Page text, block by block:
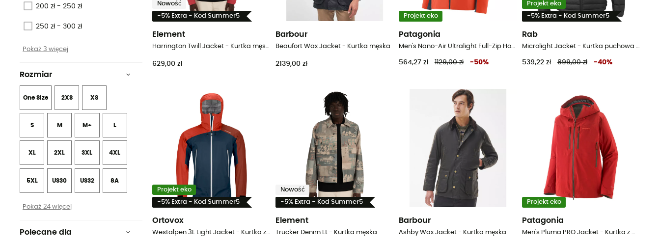
200 zł - 250 zł
250 zł - 300 zł
Pokaż 3 więcej
Rozmiar
One Size 2XS XS
S M M+ L
XL 2XL 3XL 4XL
5XL US30 US32 8A
Pokaż 24 więcej
Polecane dla
Nowość
-5% Extra - Kod Summer5
Element
Harrington Twill Jacket - Kurtka męska
629,00 zł
Barbour
Beaufort Wax Jacket - Kurtka męska
2139,00 zł
Projekt eko
Patagonia
Men's Nano-Air Ultralight Full-Zip Hoody - Kurtka softshell meska
564,27 zł 1129,00 zł -50%
Projekt eko
-5% Extra - Kod Summer5
Rab
Microlight Jacket - Kurtka puchowa meski
539,22 zł 899,00 zł -40%
Projekt eko
-5% Extra - Kod Summer5
Ortovox
Westalpen 3L Light Jacket - Kurtka z membraną meska
Nowość
-5% Extra - Kod Summer5
Element
Trucker Denim Lt - Kurtka męska
Barbour
Ashby Wax Jacket - Kurtka męska
Projekt eko
Patagonia
Men's Pluma PRO Jacket - Kurtka z membraną meska